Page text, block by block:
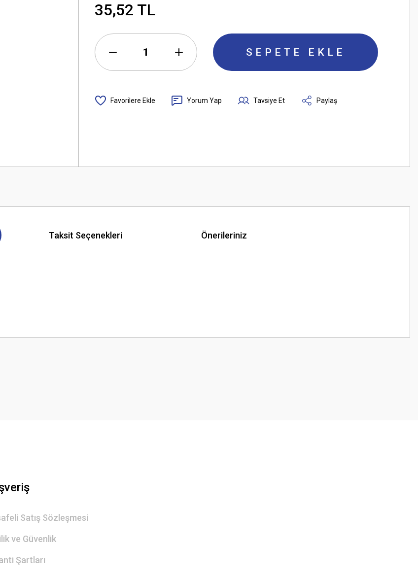
35,52 TL
SEPETE EKLE
Yorum Yap Tavsiye Et Paylaş
Taksit Seçenekleri Önerileriniz
Satış Sözleşmesi
ve Güvenlik
Şartları